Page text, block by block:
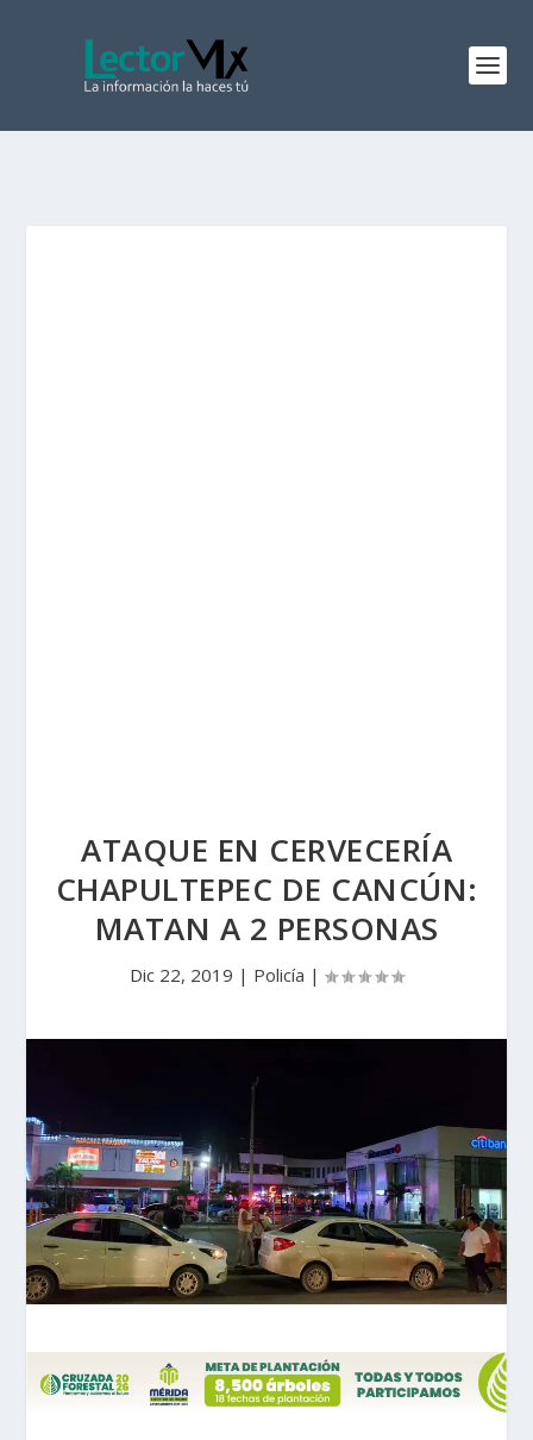
ATAQUE EN CERVECERÍA
CHAPULTEPEC DE CANCÚN:
MATAN A 2 PERSONAS
Dic 22, 2019 | Policía |